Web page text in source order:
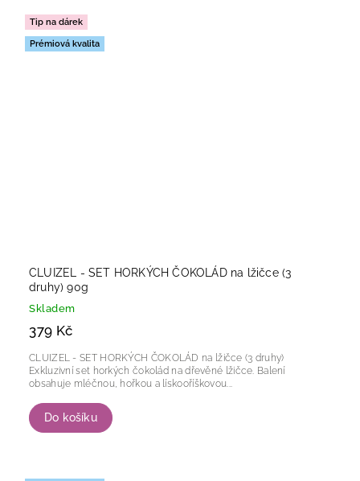
Tip na dárek
Prémiová kvalita
CLUIZEL - SET HORKÝCH ČOKOLÁD na lžičce (3
druhy) 90g
Skladem
379 Kč
Do košíku
CLUIZEL - SET HORKÝCH ČOKOLÁD na lžičce (3 druhy)
Exkluzivní set horkých čokolád na dřevěné lžičce. Balení
obsahuje mléčnou, hořkou a lískooříškovou...